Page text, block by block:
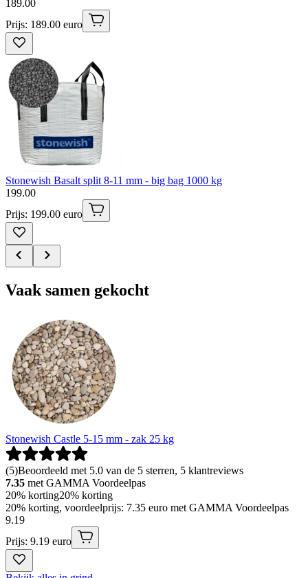
189.00
Prijs: 189.00 euro
Stonewish Basalt split 8-11 mm - big bag 1000 kg
199.00
Prijs: 199.00 euro
Vaak samen gekocht
Stonewish Castle 5-15 mm - zak 25 kg
(5)Beoordeeld met 5.0 van de 5 sterren, 5 klantreviews
7.35 met GAMMA Voordeelpas
20% korting20% korting
20% korting, voordeelprijs: 7.35 euro met GAMMA Voordeelpas
9.19
Prijs: 9.19 euro